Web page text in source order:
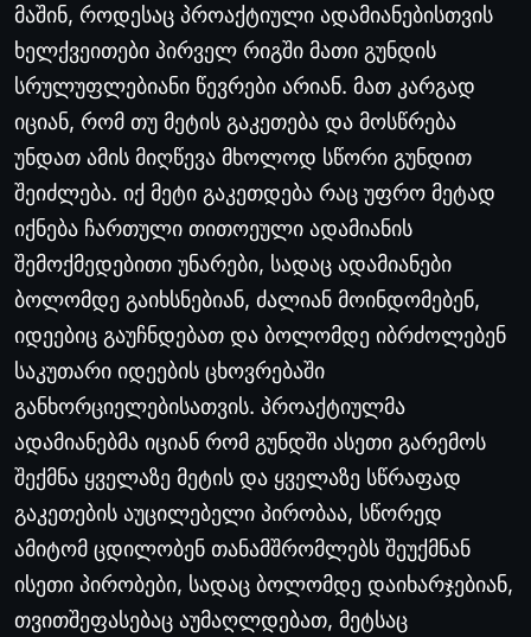
მაშინ, როდესაც პროაქტიული ადამიანებისთვის
ხელქვეითები პირველ რიგში მათი გუნდის
სრულუფლებიანი წევრები არიან. მათ კარგად
იციან, რომ თუ მეტის გაკეთება და მოსწრება
უნდათ ამის მიღწევა მხოლოდ სწორი გუნდით
შეიძლება. იქ მეტი გაკეთდება რაც უფრო მეტად
იქნება ჩართული თითოეული ადამიანის
შემოქმედებითი უნარები, სადაც ადამიანები
ბოლომდე გაიხსნებიან, ძალიან მოინდომებენ,
იდეებიც გაუჩნდებათ და ბოლომდე იბრძოლებენ
საკუთარი იდეების ცხოვრებაში
განხორციელებისათვის. პროაქტიულმა
ადამიანებმა იციან რომ გუნდში ასეთი გარემოს
შექმნა ყველაზე მეტის და ყველაზე სწრაფად
გაკეთების აუცილებელი პირობაა, სწორედ
ამიტომ ცდილობენ თანამშრომლებს შეუქმნან
ისეთი პირობები, სადაც ბოლომდე დაიხარჯებიან,
თვითშეფასებაც აუმაღლდებათ, მეტსაც